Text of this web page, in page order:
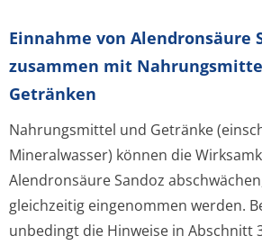
Einnahme von Alendronsäure
zusammen mit
Getränken
Nahrungsmittel und Getränke
Mineralwasser) können die
Alendronsäure Sandoz
gleichzeitig eingenommen werden.
unbedingt die Hinweise in Abschnitt